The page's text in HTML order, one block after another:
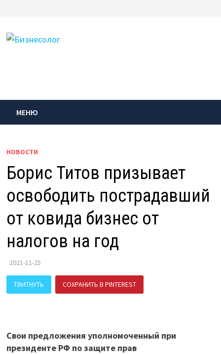
содержимому
МЕНЮ
НОВОСТИ
Борис Титов призывает
освободить пострадавший
от ковида бизнес от
налогов на год
2021-11-25
ТВИТНУТЬ СОХРАНИТЬ В PINTEREST
Свои предложения уполномоченный при
президенте РФ по защите прав